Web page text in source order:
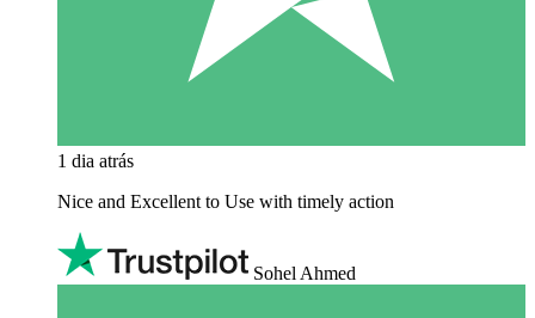
1 dia atrás
Nice and Excellent to Use with timely action
Sohel Ahmed